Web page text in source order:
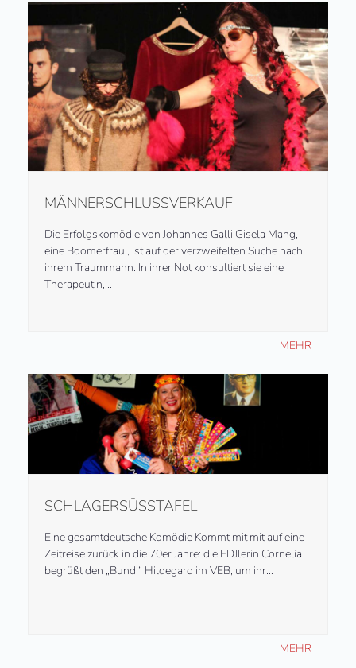
MÄNNERSCHLUSSVERKAUF
Die Erfolgskomödie von Johannes Galli Gisela Mang,
eine Boomerfrau , ist auf der verzweifelten Suche nach
ihrem Traummann. In ihrer Not konsultiert sie eine
Therapeutin,…
MEHR
SCHLAGERSÜSSTAFEL
Eine gesamtdeutsche Komödie Kommt mit mit auf eine
Zeitreise zurück in die 70er Jahre: die FDJlerin Cornelia
begrüßt den „Bundi“ Hildegard im VEB, um ihr…
MEHR